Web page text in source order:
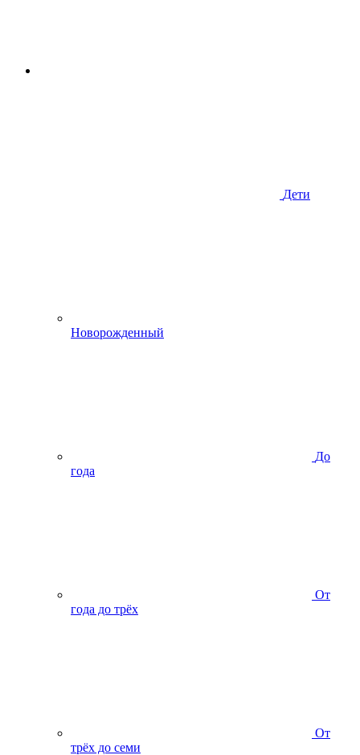
Дети
Новорожденный
До
года
От
года до трёх
От
трёх до семи